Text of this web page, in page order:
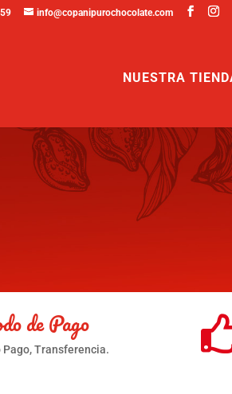
info@copanipurochocolate.com
NUESTRA
de Pago
Pago, Transferencia.